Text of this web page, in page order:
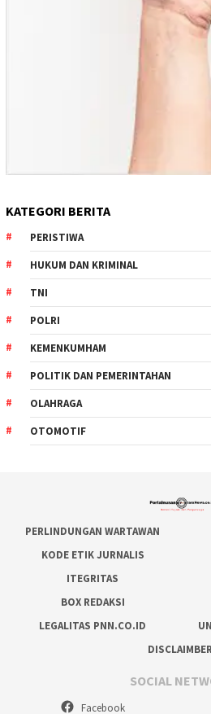
KATEGORI BERITA
PERISTIWA
HUKUM DAN KRIMINAL
TNI
POLRI
KEMENKUMHAM
POLITIK DAN PEMERINTAHAN
OLAHRAGA
OTOMOTIF
PERLINDUNGAN WARTAWAN
KODE ETIK JURNALIS
ITEGRITAS
BOX REDAKSI
LEGALITAS PNN.CO.ID
SOCIAL
Facebook